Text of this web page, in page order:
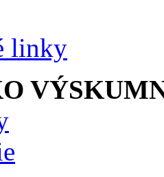
linky